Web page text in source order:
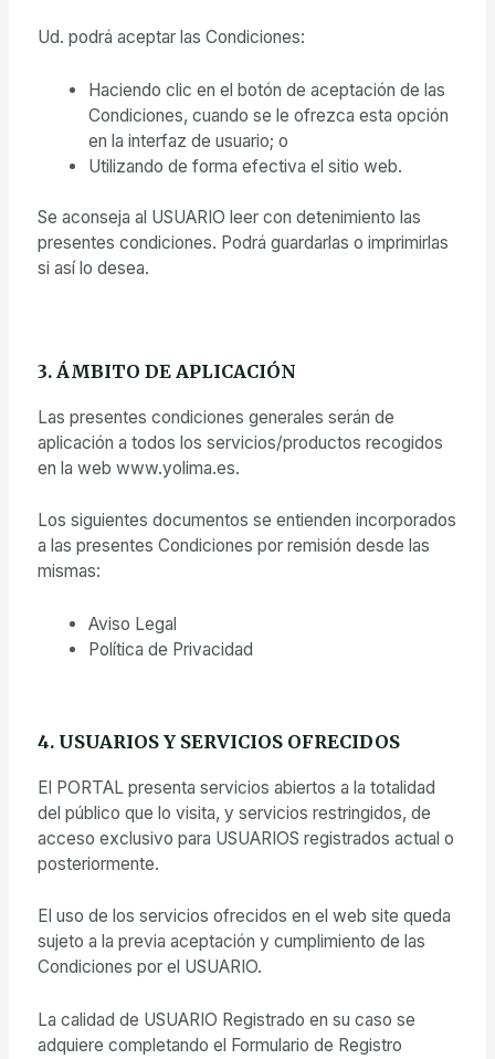
Ud. podrá aceptar las Condiciones:
Haciendo clic en el botón de aceptación de las
Condiciones, cuando se le ofrezca esta opción
en la interfaz de usuario; o
Utilizando de forma efectiva el sitio web.
Se aconseja al USUARIO leer con detenimiento las
presentes condiciones. Podrá guardarlas o imprimirlas
si así lo desea.
3. ÁMBITO DE APLICACIÓN
Las presentes condiciones generales serán de
aplicación a todos los servicios/productos recogidos
en la web www.yolima.es.
Los siguientes documentos se entienden incorporados
a las presentes Condiciones por remisión desde las
mismas:
Aviso Legal
Política de Privacidad
4. USUARIOS Y SERVICIOS OFRECIDOS
El PORTAL presenta servicios abiertos a la totalidad
del público que lo visita, y servicios restringidos, de
acceso exclusivo para USUARIOS registrados actual o
posteriormente.
El uso de los servicios ofrecidos en el web site queda
sujeto a la previa aceptación y cumplimiento de las
Condiciones por el USUARIO.
La calidad de USUARIO Registrado en su caso se
adquiere completando el Formulario de Registro